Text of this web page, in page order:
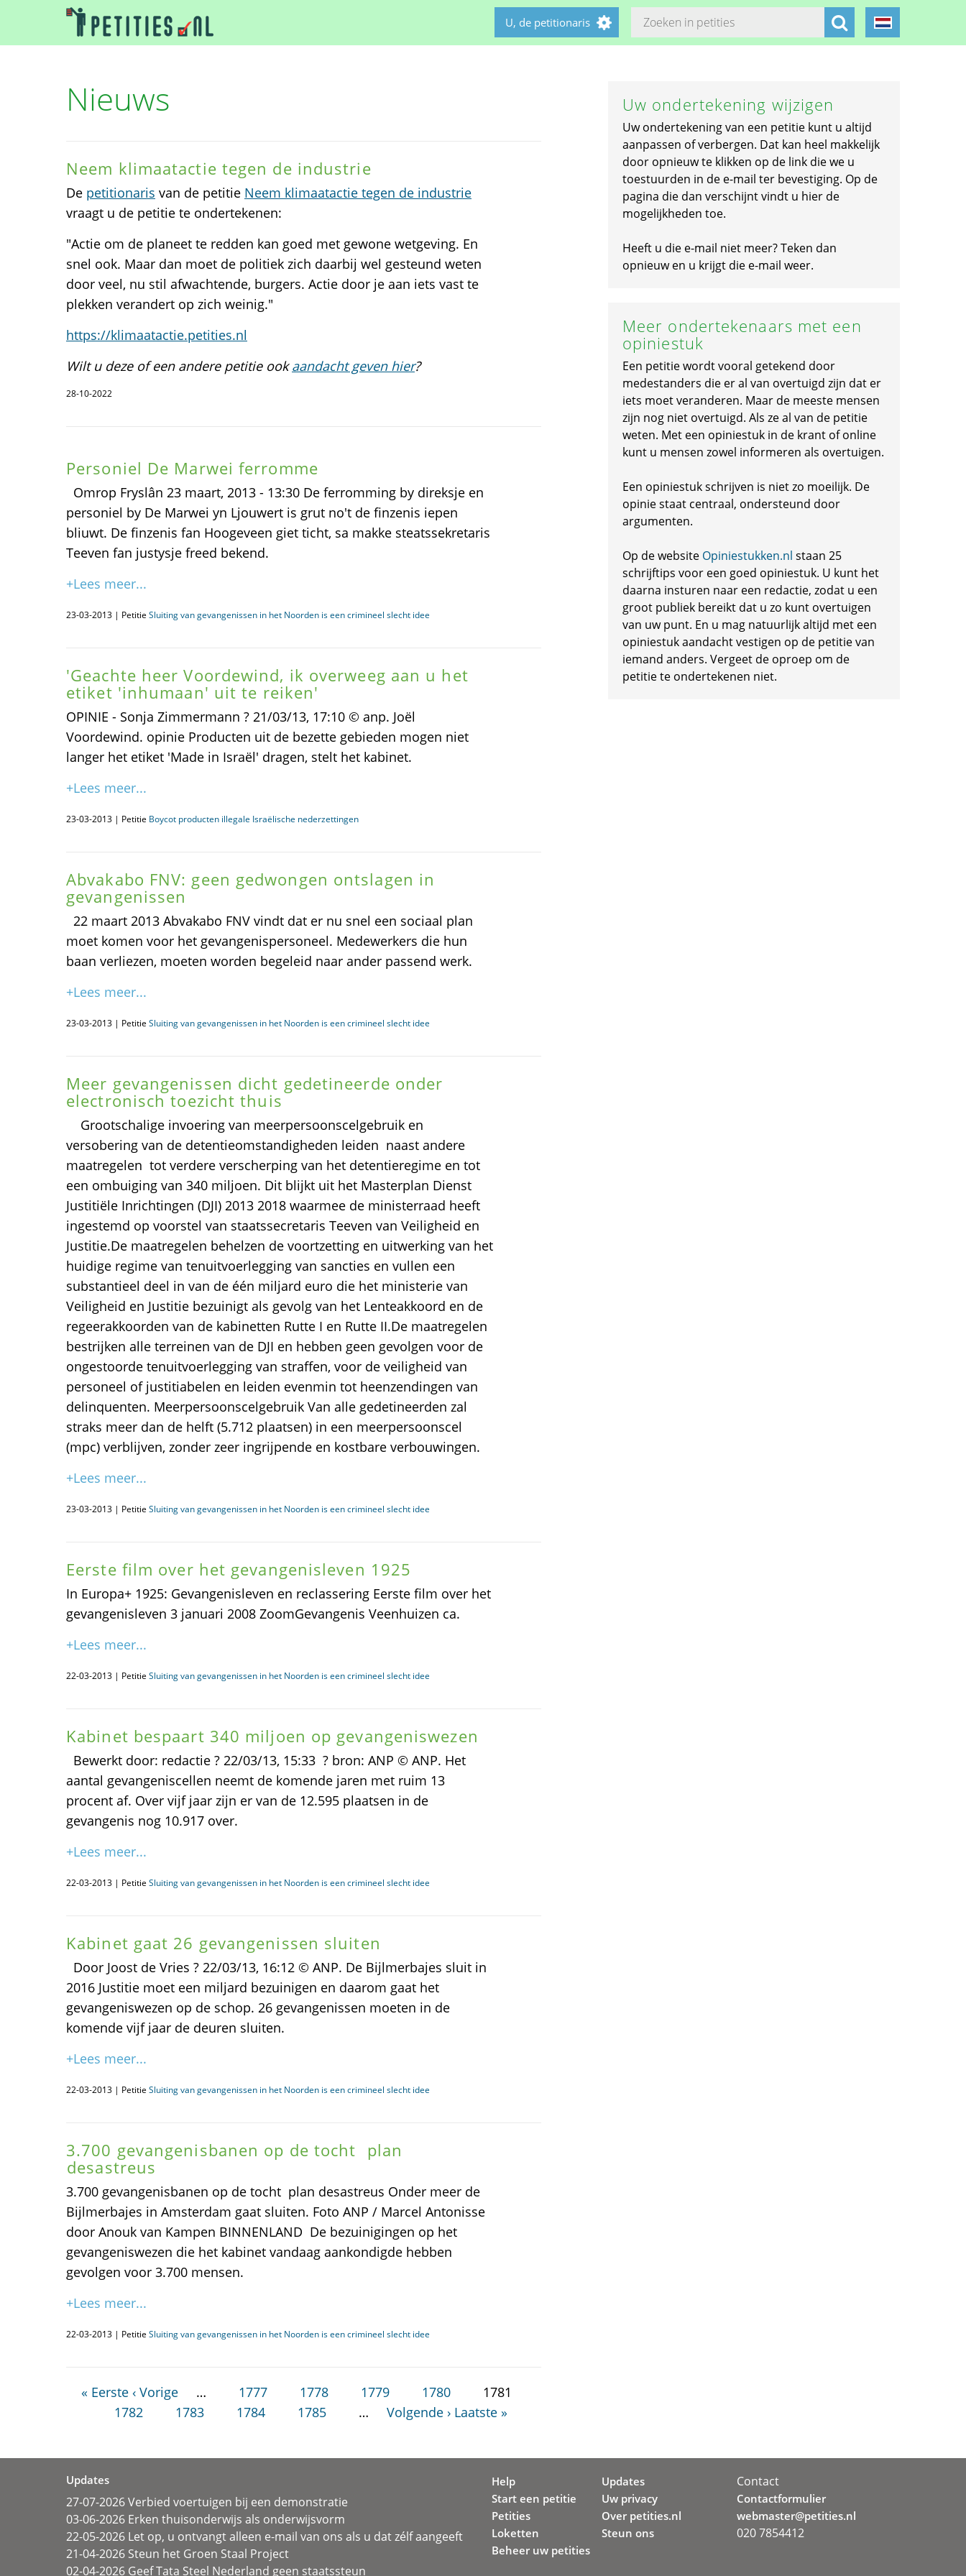
U, de petitionaris
Nieuws
Neem klimaatactie tegen de industrie
De petitionaris van de petitie Neem klimaatactie tegen de industrie
vraagt u de petitie te ondertekenen:
"Actie om de planeet te redden kan goed met gewone wetgeving. En
snel ook. Maar dan moet de politiek zich daarbij wel gesteund weten
door veel, nu stil afwachtende, burgers. Actie door je aan iets vast te
plekken verandert op zich weinig."
https://klimaatactie.petities.nl
Wilt u deze of een andere petitie ookaandacht geven hier?
28-10-2022
Personiel De Marwei ferromme
Omrop Fryslân 23 maart, 2013 - 13:30 De ferromming by direksje en
personiel by De Marwei yn Ljouwert is grut no't de finzenis iepen
bliuwt. De finzenis fan Hoogeveen giet ticht, sa makke steatssekretaris
Teeven fan justysje freed bekend.
+Lees meer...
23-03-2013 | Petitie Sluiting van gevangenissen in het Noorden is een crimineel slecht idee
'Geachte heer Voordewind, ik overweeg aan u het
etiket 'inhumaan' uit te reiken'
OPINIE - Sonja Zimmermann ? 21/03/13, 17:10 © anp. Joël
Voordewind. opinie Producten uit de bezette gebieden mogen niet
langer het etiket 'Made in Israël' dragen, stelt het kabinet.
+Lees meer...
23-03-2013 | Petitie Boycot producten illegale Israëlische nederzettingen
Abvakabo FNV: geen gedwongen ontslagen in
gevangenissen
22 maart 2013 Abvakabo FNV vindt dat er nu snel een sociaal plan
moet komen voor het gevangenispersoneel. Medewerkers die hun
baan verliezen, moeten worden begeleid naar ander passend werk.
+Lees meer...
23-03-2013 | Petitie Sluiting van gevangenissen in het Noorden is een crimineel slecht idee
Meer gevangenissen dicht gedetineerde onder
electronisch toezicht thuis
Grootschalige invoering van meerpersoonscelgebruik en
versobering van de detentieomstandigheden leiden  naast andere
maatregelen  tot verdere verscherping van het detentieregime en tot
een ombuiging van 340 miljoen. Dit blijkt uit het Masterplan Dienst
Justitiële Inrichtingen (DJI) 2013 2018 waarmee de ministerraad heeft
ingestemd op voorstel van staatssecretaris Teeven van Veiligheid en
Justitie.De maatregelen behelzen de voortzetting en uitwerking van het
huidige regime van tenuitvoerlegging van sancties en vullen een
substantieel deel in van de één miljard euro die het ministerie van
Veiligheid en Justitie bezuinigt als gevolg van het Lenteakkoord en de
regeerakkoorden van de kabinetten Rutte I en Rutte II.De maatregelen
bestrijken alle terreinen van de DJI en hebben geen gevolgen voor de
ongestoorde tenuitvoerlegging van straffen, voor de veiligheid van
personeel of justitiabelen en leiden evenmin tot heenzendingen van
delinquenten. Meerpersoonscelgebruik Van alle gedetineerden zal
straks meer dan de helft (5.712 plaatsen) in een meerpersoonscel
(mpc) verblijven, zonder zeer ingrijpende en kostbare verbouwingen.
+Lees meer...
23-03-2013 | Petitie Sluiting van gevangenissen in het Noorden is een crimineel slecht idee
Eerste film over het gevangenisleven 1925
In Europa+ 1925: Gevangenisleven en reclassering Eerste film over het
gevangenisleven 3 januari 2008 ZoomGevangenis Veenhuizen ca.
+Lees meer...
22-03-2013 | Petitie Sluiting van gevangenissen in het Noorden is een crimineel slecht idee
Kabinet bespaart 340 miljoen op gevangeniswezen
Bewerkt door: redactie ? 22/03/13, 15:33 ? bron: ANP © ANP. Het
aantal gevangeniscellen neemt de komende jaren met ruim 13
procent af. Over vijf jaar zijn er van de 12.595 plaatsen in de
gevangenis nog 10.917 over.
+Lees meer...
22-03-2013 | Petitie Sluiting van gevangenissen in het Noorden is een crimineel slecht idee
Kabinet gaat 26 gevangenissen sluiten
Door Joost de Vries ? 22/03/13, 16:12 © ANP. De Bijlmerbajes sluit in
2016 Justitie moet een miljard bezuinigen en daarom gaat het
gevangeniswezen op de schop. 26 gevangenissen moeten in de
komende vijf jaar de deuren sluiten.
+Lees meer...
22-03-2013 | Petitie Sluiting van gevangenissen in het Noorden is een crimineel slecht idee
3.700 gevangenisbanen op de tocht  plan
desastreus
3.700 gevangenisbanen op de tocht  plan desastreus Onder meer de
Bijlmerbajes in Amsterdam gaat sluiten. Foto ANP / Marcel Antonisse
door Anouk van Kampen BINNENLAND De bezuinigingen op het
gevangeniswezen die het kabinet vandaag aankondigde hebben
gevolgen voor 3.700 mensen.
+Lees meer...
22-03-2013 | Petitie Sluiting van gevangenissen in het Noorden is een crimineel slecht idee
« Eerste ‹ Vorige … 1777 1778 1779 1780
1781
1782
1783 1784 1785 … Volgende › Laatste »
Uw ondertekening wijzigen
Uw ondertekening van een petitie kunt u altijd
aanpassen of verbergen. Dat kan heel makkelijk
door opnieuw te klikken op de link die we u
toestuurden in de e-mail ter bevestiging. Op de
pagina die dan verschijnt vindt u hier de
mogelijkheden toe.
Heeft u die e-mail niet meer? Teken dan
opnieuw en u krijgt die e-mail weer.
Meer ondertekenaars met een
opiniestuk
Een petitie wordt vooral getekend door
medestanders die er al van overtuigd zijn dat er
iets moet veranderen. Maar de meeste mensen
zijn nog niet overtuigd. Als ze al van de petitie
weten. Met een opiniestuk in de krant of online
kunt u mensen zowel informeren als overtuigen.
Een opiniestuk schrijven is niet zo moeilijk. De
opinie staat centraal, ondersteund door
argumenten.
Op de website Opiniestukken.nl staan 25
schrijftips voor een goed opiniestuk. U kunt het
daarna insturen naar een redactie, zodat u een
groot publiek bereikt dat u zo kunt overtuigen
van uw punt. En u mag natuurlijk altijd met een
opiniestuk aandacht vestigen op de petitie van
iemand anders. Vergeet de oproep om de
petitie te ondertekenen niet.
Updates
27-07-2026 Verbied voertuigen bij een demonstratie
03-06-2026 Erken thuisonderwijs als onderwijsvorm
22-05-2026 Let op, u ontvangt alleen e-mail van ons als u dat zélf aangeeft
21-04-2026 Steun het Groen Staal Project
02-04-2026 Geef Tata Steel Nederland geen staatssteun
Help
Start een petitie
Petities
Loketten
Beheer uw petities
Updates
Uw privacy
Over petities.nl
Steun ons
Contact
Contactformulier
webmaster@petities.nl
020 7854412